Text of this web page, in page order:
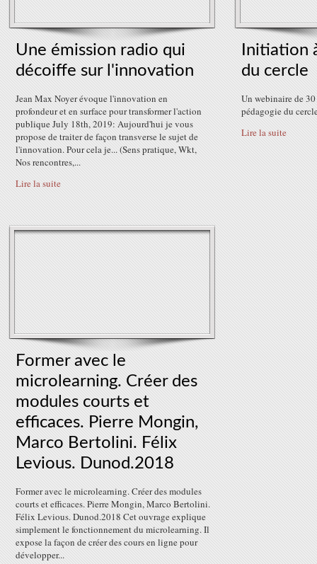
Une émission radio qui
décoiffe sur l'innovation
Jean Max Noyer évoque l'innovation en
profondeur et en surface pour transformer l'action
publique July 18th, 2019: Aujourd'hui je vous
propose de traiter de façon transverse le sujet de
l'innovation. Pour cela je... (Sens pratique, Wkt,
Nos rencontres,...
Lire la suite
Initiation
du cercle
Un webinaire de
pédagogie du
Lire la suite
Former avec le
microlearning. Créer des
modules courts et
efficaces. Pierre Mongin,
Marco Bertolini. Félix
Levious. Dunod.2018
Former avec le microlearning. Créer des modules
courts et efficaces. Pierre Mongin, Marco Bertolini.
Félix Levious. Dunod.2018 Cet ouvrage explique
simplement le fonctionnement du microlearning. Il
expose la façon de créer des cours en ligne pour
développer...